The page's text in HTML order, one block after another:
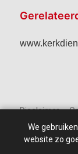
Disclaimer –
We
website zo